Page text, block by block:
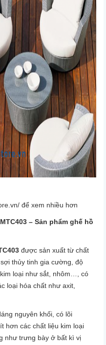
để xem nhiều hơn
– Sản phẩm ghế hồ
được sản xuất từ chất
thủy tinh gia cường, độ
loại như sắt, nhôm…, có
loại hóa chất như axit,
nguyên khối, có lõi
hơn các chất liệu kim loại
như trưng bày ở bất kì vị